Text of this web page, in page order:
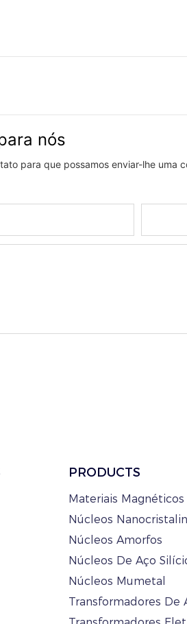
nós
para que possamos enviar-lhe uma
PRODUCTS
Materiais Magnéticos
Núcleos
Núcleos Amorfos
Núcleos De Aço
Núcleos Mumetal
Transformadores De